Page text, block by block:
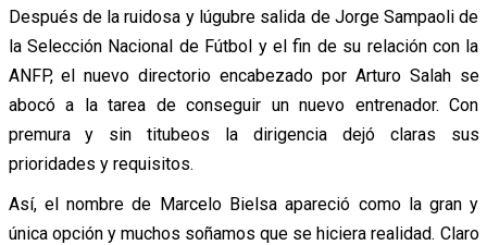
Después de la ruidosa y lúgubre salida de Jorge Sampaoli de
la Selección Nacional de Fútbol y el fin de su relación con la
ANFP, el nuevo directorio encabezado por Arturo Salah se
abocó a la tarea de conseguir un nuevo entrenador. Con
premura y sin titubeos la dirigencia dejó claras sus
prioridades y requisitos.
Así, el nombre de Marcelo Bielsa apareció como la gran y
única opción y muchos soñamos que se hiciera realidad. Claro